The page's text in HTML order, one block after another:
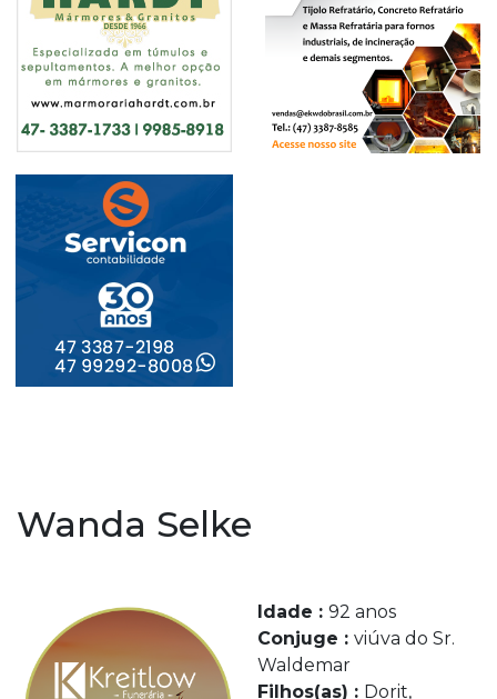
Wanda Selke
Idade : 92 anos
Conjuge : viúva do Sr.
Waldemar
Filhos(as) : Dorit,